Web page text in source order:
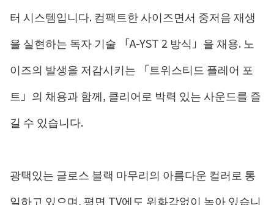
터 시스템입니다. 컴팩트한 사이즈면서 중저음 재생
을 실현하는 독자 기술 「A-YST 2 방식」을 채용. 노
이즈의 발생을 저감시키는 「트위스티드 플레어 포
트」의 채용과 함께, 클리어로 박력 있는 사운드를 즐
길 수 있습니다.
광택있는 글로스 블랙 마무리의 아름다운 컬러로 통
일하고 있으며, 평면 TV에도 위화감없이 녹아 있습니